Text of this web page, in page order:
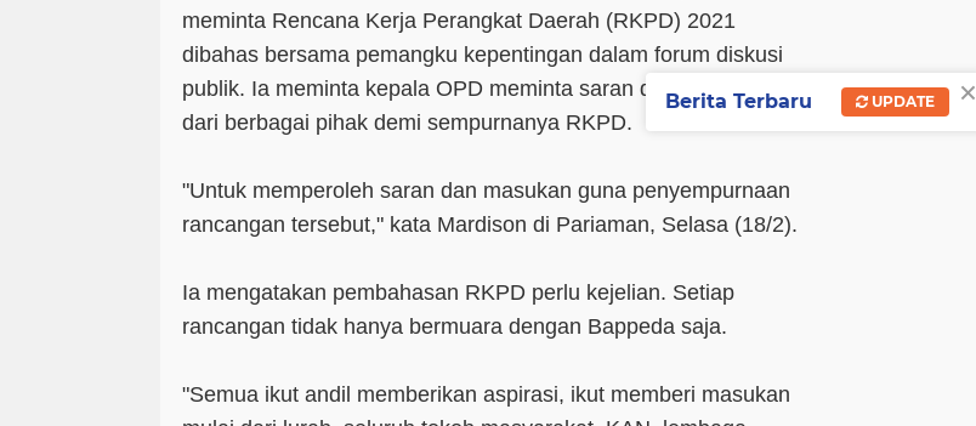
meminta Rencana Kerja Perangkat Daerah (RKPD) 2021
dibahas bersama pemangku kepentingan dalam forum diskusi
publik. Ia meminta kepala OPD meminta saran dan masukan
dari berbagai pihak demi sempurnanya RKPD.
"Untuk memperoleh saran dan masukan guna penyempurnaan
rancangan tersebut," kata Mardison di Pariaman, Selasa (18/2).
Ia mengatakan pembahasan RKPD perlu kejelian. Setiap
rancangan tidak hanya bermuara dengan Bappeda saja.
"Semua ikut andil memberikan aspirasi, ikut memberi masukan
×
Berita Terbaru UPDATE